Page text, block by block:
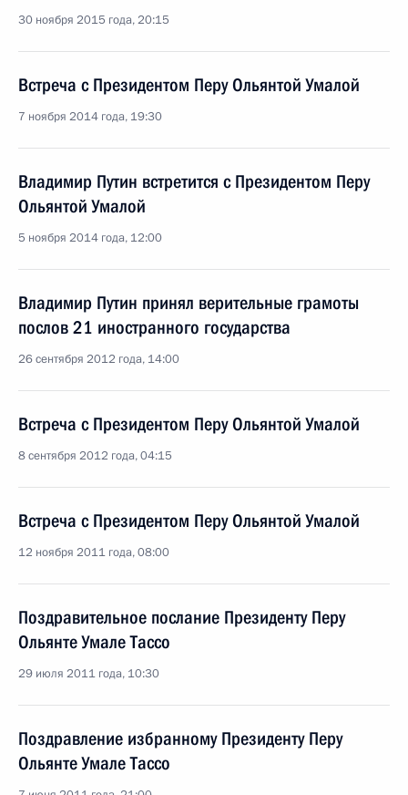
30 ноября 2015 года, 20:15
Встреча с Президентом Перу Ольянтой Умалой
7 ноября 2014 года, 19:30
Владимир Путин встретится с Президентом Перу
Ольянтой Умалой
5 ноября 2014 года, 12:00
Владимир Путин принял верительные грамоты
послов 21 иностранного государства
26 сентября 2012 года, 14:00
Встреча с Президентом Перу Ольянтой Умалой
8 сентября 2012 года, 04:15
Встреча с Президентом Перу Ольянтой Умалой
12 ноября 2011 года, 08:00
Поздравительное послание Президенту Перу
Ольянте Умале Тассо
29 июля 2011 года, 10:30
Поздравление избранному Президенту Перу
Ольянте Умале Тассо